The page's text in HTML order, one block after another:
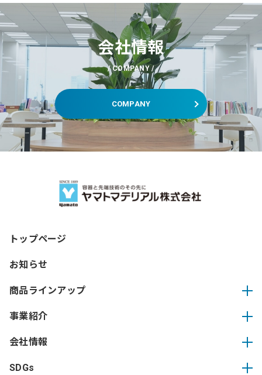
会社情報
COMPANY
COMPANY
トップページ
お知らせ
商品ラインアップ
事業紹介
会社情報
SDGs